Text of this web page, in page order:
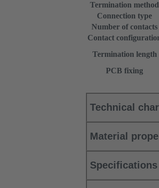
Termination method
Connection type
Number of contacts
Contact
Termination length
PCB fixing
Technical
Material